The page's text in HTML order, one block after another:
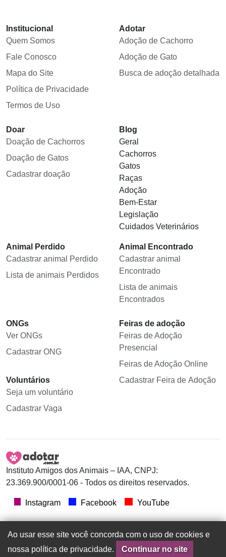
Institucional
Quem Somos
Fale Conosco
Mapa do Site
Política de Privacidade
Termos de Uso
Adotar
Adoção de Cachorro
Adoção de Gato
Busca de adoção detalhada
Doar
Doação de Cachorros
Doação de Gatos
Cadastrar doação
Blog
Geral
Cachorros
Gatos
Raças
Adoção
Bem-Estar
Legislação
Cuidados Veterinários
Animal Perdido
Cadastrar animal Perdido
Lista de animais Perdidos
Animal Encontrado
Cadastrar animal
Encontrado
Lista de animais
Encontrados
ONGs
Ver ONGs
Cadastrar ONG
Voluntários
Seja um voluntário
Cadastrar Vaga
Feiras de adoção
Feiras de Adoção
Presencial
Feiras de Adoção Online
Cadastrar Feira de Adoção
Instituto Amigos dos Animais – IAA, CNPJ:
23.369.900/0001-06 - Todos os direitos reservados.
Instagram Facebook YouTube
Ao usar esse site você concorda com o uso de cookies e
nossa política de privacidade.
Continuar no site